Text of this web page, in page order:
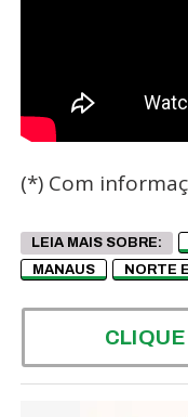
(*) Com
LEIA MAIS SOBRE:
MANAUS
NORTE